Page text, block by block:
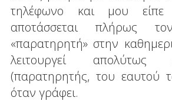
τηλέφωνο και μου
αποτάσσεται πλήρως
«παρατηρητή» στην
λειτουργεί
(παρατηρητής, του εαυτού
όταν γράφει.